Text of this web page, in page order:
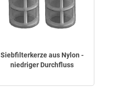
Siebfilterkerze aus Nylon -
niedriger Durchfluss